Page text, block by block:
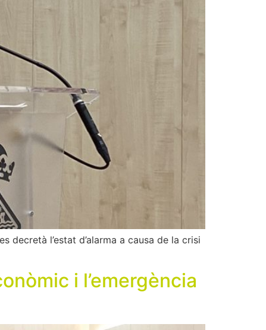
decretà l’estat d’alarma a causa de la crisi
i l’emergència